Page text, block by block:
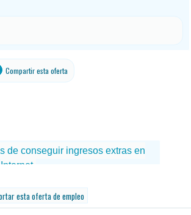
Compartir esta oferta
esta oferta de empleo